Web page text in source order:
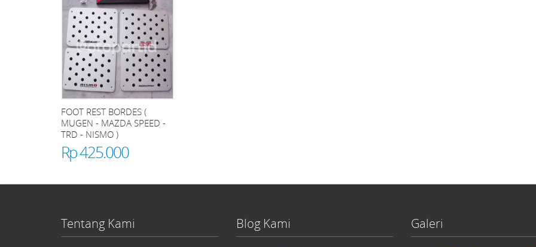
FOOT REST BORDES (
MUGEN - MAZDA SPEED -
TRD - NISMO )
Rp 425.000
Tentang Kami Blog Kami Galeri